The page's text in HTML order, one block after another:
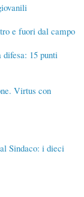
e fuori dal campo
15 punti
Virtus con
Sindaco: i dieci